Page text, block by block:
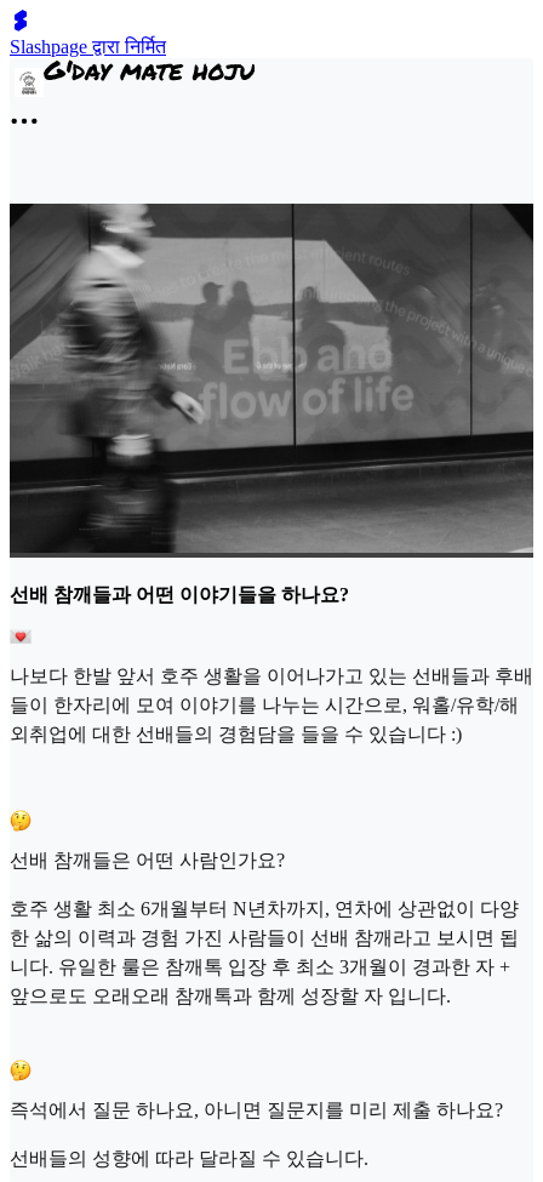
Slashpage द्वारा निर्मित
선배 참깨들과 어떤 이야기들을 하나요?
나보다 한발 앞서 호주 생활을 이어나가고 있는 선배들과 후배
들이 한자리에 모여 이야기를 나누는 시간으로, 워홀/유학/해
외취업에 대한 선배들의 경험담을 들을 수 있습니다 :)
선배 참깨들은 어떤 사람인가요?
호주 생활 최소 6개월부터 N년차까지, 연차에 상관없이 다양
한 삶의 이력과 경험 가진 사람들이 선배 참깨라고 보시면 됩
니다. 유일한 룰은 참깨톡 입장 후 최소 3개월이 경과한 자 +
앞으로도 오래오래 참깨톡과 함께 성장할 자 입니다.
즉석에서 질문 하나요, 아니면 질문지를 미리 제출 하나요?
선배들의 성향에 따라 달라질 수 있습니다.